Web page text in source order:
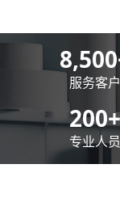
8,500
服务客户
200+
专业人员